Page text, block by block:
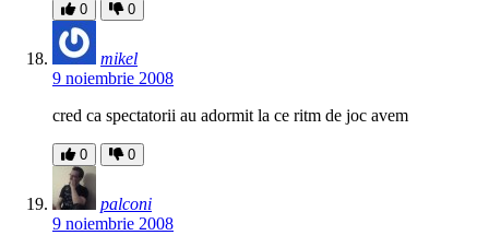
0 0
mikel
9 noiembrie 2008
cred ca spectatorii au adormit la ce ritm de joc avem
0 0
palconi
9 noiembrie 2008